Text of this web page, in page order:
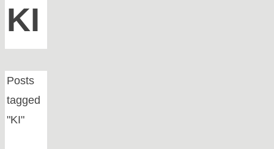
KI
Home
Posts
tagged
"KI"